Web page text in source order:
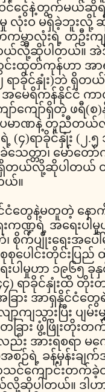
ငွေနဲ့တွက်မယ်ဆိုရ
လုံးဝ မရှိခဲ့ဘူးလို့
မ္ဘာလုံးရဲ့ တဦးက
လို့ဆိုပါတယ်။ အဲ
ည်တွင်းထုတ်ကုန်ဟ
ရာခိုင်နှုံး)ဘဲ ရှိတယ်
မေရိကန်နိုင်ငံ ကာ
ာ်ကျော်ရှိတဲ့ ဖရီ(စ
ပမာဏနဲ့ တူညီတယ်
ရဲ့ (၄)ရာခိုင်နှုံး (
ေတ္တာ၊ မော်တေ
ယ်လို့ဆိုပါတယ် တက
ယ်။
ငံတွေနဲ့မတူတဲ့ နေ
ဏ္ဍရဲ့ အရေးပါမှု
စိုက်ပျိုးရေးအပေ
စုစုပေါင်းတိုင်း
းပါမှုဟာ ၁၉၆၅ ခု
(၄၄) ရာခိုင်နှုံး
ြား အာရှနိုင်ငံ
ျသွားပြီး ပျမ်း
ား ဖွံ့ဖြိုးတိုးတ
အားရစရာ မက
ရဲ့ ခန့်မှန်းချက်အရ
ကျောင်းတက်ခဲ့တဲ့နှ
လို့ဆိုပါတယ်။ ဒါဟ